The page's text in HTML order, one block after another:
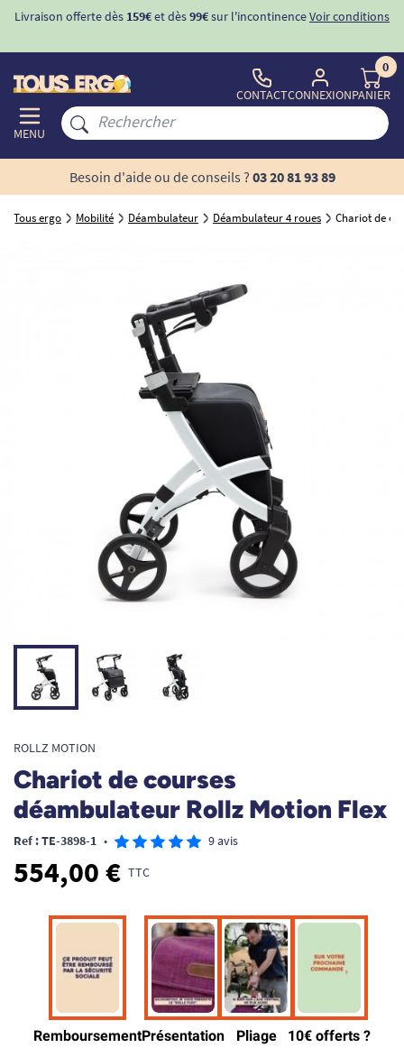
conditions -10% avec le code "BIENVENUE" pourla 1ère commande
MENU
CONTACTCONNEXION
0
PANIER
Besoin d'aide ou de conseils ? 03 20 81 93 89
Tous ergo Mobilité Déambulateur Déambulateur 4 roues Chariot de
ROLLZ MOTION
Chariot de courses
déambulateur Rollz Motion Flex
Ref : TE-3898-1 • 9 avis
554,00 € TTC